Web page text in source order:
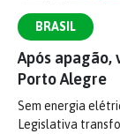
BRASIL
Após apagão,
Porto Alegre
Sem energia
Legislativa